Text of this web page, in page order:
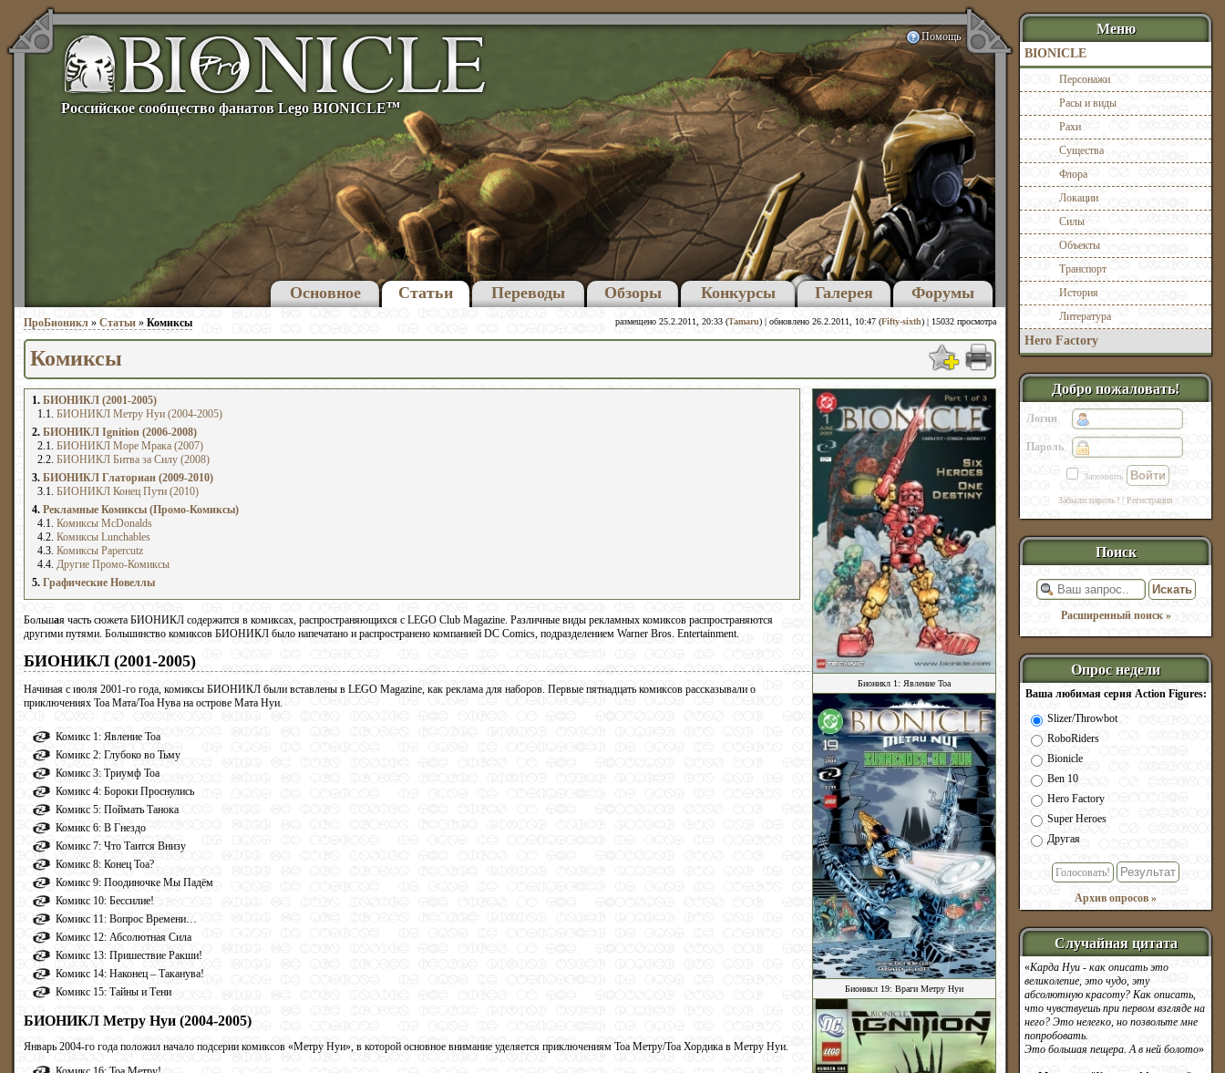
Российское сообщество фанатов Lego BIONICLEтм
Помощь
Основное Статьи Переводы Обзоры Конкурсы Галерея Форумы
ПроБионикл » Статьи » Комиксы размещено 25.2.2011, 20:33 (Tamaru) | обновлено 26.2.2011, 10:47 (Fifty-sixth) | 15032 просмотра
Комиксы
Бионикл 1: Явление Тоа
Бионикл 19: Враги Метру Нуи
1. БИОНИКЛ (2001-2005)
1.1. БИОНИКЛ Метру Нуи (2004-2005)
2. БИОНИКЛ Ignition (2006-2008)
2.1. БИОНИКЛ Море Мрака (2007)
2.2. БИОНИКЛ Битва за Силу (2008)
3. БИОНИКЛ Глаториан (2009-2010)
3.1. БИОНИКЛ Конец Пути (2010)
4. Рекламные Комиксы (Промо-Комиксы)
4.1. Комиксы McDonalds
4.2. Комиксы Lunchables
4.3. Комиксы Papercutz
4.4. Другие Промо-Комиксы
5. Графические Новеллы
Большая часть сюжета БИОНИКЛ содержится в комиксах, распространяющихся с LEGO Club Magazine. Различные виды рекламных комиксов распространяются
другими путями. Большинство комиксов БИОНИКЛ было напечатано и распространено компанией DC Comics, подразделением Warner Bros. Entertainment.
БИОНИКЛ (2001-2005)
Начиная с июля 2001-го года, комиксы БИОНИКЛ были вставлены в LEGO Magazine, как реклама для наборов. Первые пятнадцать комиксов рассказывали о
приключениях Тоа Мата/Тоа Нува на острове Мата Нуи.
Комикс 1: Явление Тоа
Комикс 2: Глубоко во Тьму
Комикс 3: Триумф Тоа
Комикс 4: Бороки Проснулись
Комикс 5: Поймать Танока
Комикс 6: В Гнездо
Комикс 7: Что Таится Внизу
Комикс 8: Конец Тоа?
Комикс 9: Поодиночке Мы Падём
Комикс 10: Бессилие!
Комикс 11: Вопрос Времени…
Комикс 12: Абсолютная Сила
Комикс 13: Пришествие Ракши!
Комикс 14: Наконец – Таканува!
Комикс 15: Тайны и Тени
БИОНИКЛ Метру Нуи (2004-2005)
Январь 2004-го года положил начало подсерии комиксов «Метру Нуи», в которой основное внимание уделяется приключениям Тоа Метру/Тоа Хордика в Метру Нуи.
Меню
BIONICLE
Персонажи
Расы и виды
Рахи
Существа
Флора
Локации
Силы
Объекты
Транспорт
История
Литература
Hero Factory
Добро пожаловать!
Логин
Пароль
Запомнить
Забыли пароль? Регистрация
Поиск
Расширенный поиск »
Опрос недели
Ваша любимая серия Action Figures:
Slizer/Throwbot
RoboRiders
Bionicle
Ben 10
Hero Factory
Super Heroes
Другая
Голосовать!
Архив опросов »
Случайная цитата
«Карда Нуи - как описать это
великолепие, это чудо, эту
абсолютную красоту? Как описать,
что чувствуешь при первом взгляде на
него? Это нелегко, но позвольте мне
попробовать.
Это большая пещера. А в ней болото»